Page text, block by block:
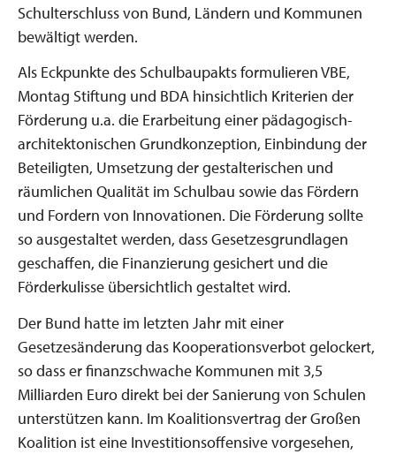
Schulterschluss von Bund, Ländern und Kommunen
bewältigt werden.
Als Eckpunkte des Schulbaupakts formulieren VBE,
Montag Stiftung und BDA hinsichtlich Kriterien der
Förderung u.a. die Erarbeitung einer pädagogisch-
architektonischen Grundkonzeption, Einbindung der
Beteiligten, Umsetzung der gestalterischen und
räumlichen Qualität im Schulbau sowie das Fördern
und Fordern von Innovationen. Die Förderung sollte
so ausgestaltet werden, dass Gesetzesgrundlagen
geschaffen, die Finanzierung gesichert und die
Förderkulisse übersichtlich gestaltet wird.
Der Bund hatte im letzten Jahr mit einer
Gesetzesänderung das Kooperationsverbot gelockert,
so dass er finanzschwache Kommunen mit 3,5
Milliarden Euro direkt bei der Sanierung von Schulen
unterstützen kann. Im Koalitionsvertrag der Großen
Koalition ist eine Investitionsoffensive vorgesehen,